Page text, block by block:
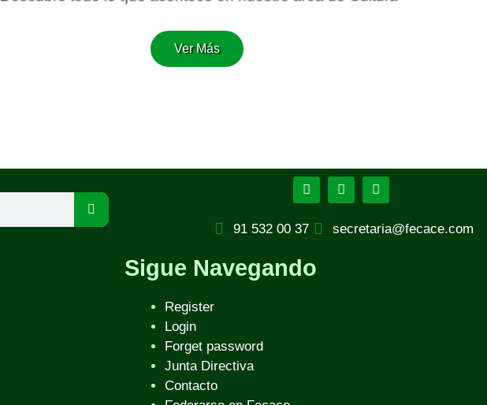
Ver Más
91 532 00 37 secretaria@fecace.com
Sigue Navegando
Register
Login
Forget password
Junta Directiva
Contacto